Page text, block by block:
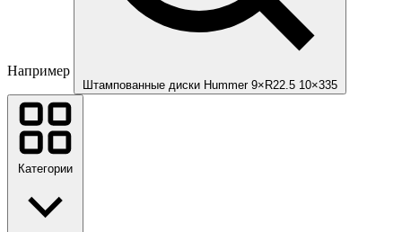
Например
Штампованные диски Hummer 9×R22.5 10×335
Категории